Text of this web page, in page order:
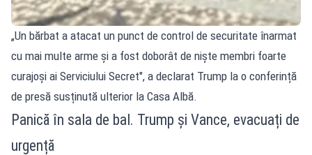
„Un bărbat a atacat un punct de control de securitate înarmat
cu mai multe arme și a fost doborât de niște membri foarte
curajoși ai Serviciului Secret", a declarat Trump la o conferință
de presă susținută ulterior la Casa Albă.
Panică în sala de bal. Trump și Vance, evacuați de
urgență